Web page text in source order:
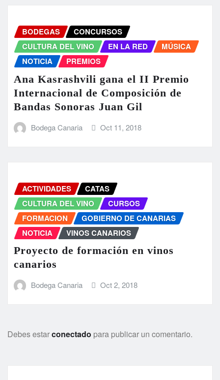
BODEGAS
CONCURSOS
CULTURA DEL VINO
EN LA RED
MÚSICA
NOTICIA
PREMIOS
Ana Kasrashvili gana el II Premio
Internacional de Composición de
Bandas Sonoras Juan Gil
Bodega Canaria Oct 11, 2018
ACTIVIDADES
CATAS
CULTURA DEL VINO
CURSOS
FORMACION
GOBIERNO DE CANARIAS
NOTICIA
VINOS CANARIOS
Proyecto de formación en vinos
canarios
Bodega Canaria Oct 2, 2018
Debes estarconectado para publicar un comentario.